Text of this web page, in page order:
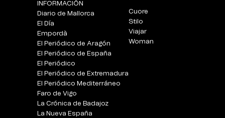
INFORMACIÓN
Diario de Mallorca
El Día
Empordà
El Periódico de Aragón
El Periódico de España
El Periódico
El Periódico de Extremadura
El Periódico Mediterráneo
Faro de Vigo
La Crónica de Badajoz
La Nueva España
Cuore
Stilo
Viajar
Woman